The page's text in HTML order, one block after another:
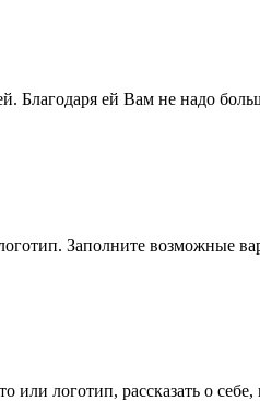
Благодаря ей Вам не надо
Заполните возможные
логотип, рассказать о